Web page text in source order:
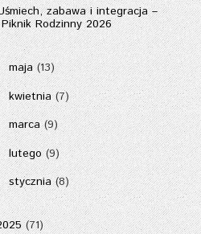
zabawa i integracja –
Piknik Rodzinny 2026
maja (13)
kwietnia (7)
marca (9)
lutego (9)
stycznia (8)
(71)